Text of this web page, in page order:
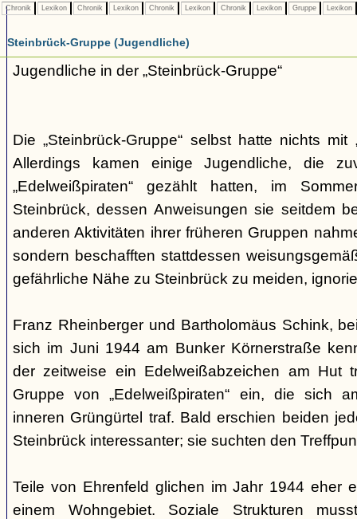
Chronik Lexikon Chronik Lexikon Chronik Lexikon Chronik Lexikon Gruppe Lexikon
Steinbrück-Gruppe (Jugendliche)
Jugendliche in der „Steinbrück-Gruppe“
Die „Steinbrück-Gruppe“ selbst hatte nichts mit
Allerdings kamen einige Jugendliche, die
„Edelweißpiraten“ gezählt hatten, im
Steinbrück, dessen Anweisungen sie seitdem
anderen Aktivitäten ihrer früheren Gruppen
sondern beschafften stattdessen
gefährliche Nähe zu Steinbrück zu meiden,
Franz Rheinberger und Bartholomäus Schink,
sich im Juni 1944 am Bunker Körnerstraße
der zeitweise ein Edelweißabzeichen am Hut
Gruppe von „Edelweißpiraten“ ein, die sich
inneren Grüngürtel traf. Bald erschien beiden
Steinbrück interessanter; sie suchten den
Teile von Ehrenfeld glichen im Jahr 1944 eher
einem Wohngebiet. Soziale Strukturen